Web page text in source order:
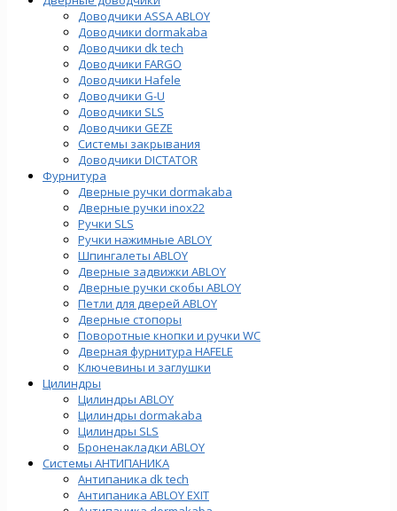
Доводчики ASSA ABLOY
Доводчики dormakaba
Доводчики dk tech
Доводчики FARGO
Доводчики Hafele
Доводчики G-U
Доводчики SLS
Доводчики GEZE
Cистемы закрывания
Доводчики DICTATOR
Фурнитура
Дверные ручки dormakaba
Дверные ручки inox22
Ручки SLS
Ручки нажимные ABLOY
Шпингалеты ABLOY
Дверные задвижки ABLOY
Дверные ручки скобы ABLOY
Петли для дверей ABLOY
Дверные стопоры
Поворотные кнопки и ручки WC
Дверная фурнитура HAFELE
Ключевины и заглушки
Цилиндры
Цилиндры ABLOY
Цилиндры dormakaba
Цилиндры SLS
Броненакладки ABLOY
Системы АНТИПАНИКА
Антипаника dk tech
Антипаника ABLOY EXIT